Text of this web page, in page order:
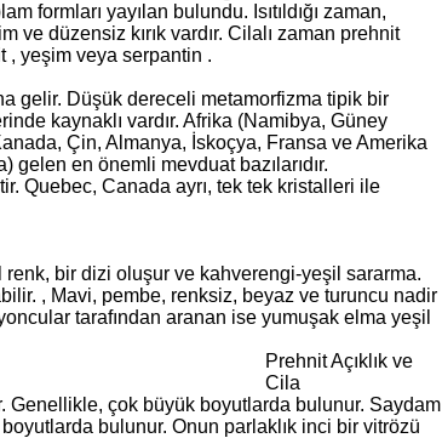
formları yayılan bulundu. Isıtıldığı zaman,
ve düzensiz kırık vardır. Cilalı zaman prehnit
, yeşim veya serpantin .
gelir. Düşük dereceli metamorfizma tipik bir
kaynaklı vardır. Afrika (Namibya, Güney
Çin, Almanya, İskoçya, Fransa ve Amerika
en önemli mevduat bazılarıdır.
Quebec, Canada ayrı, tek tek kristalleri ile
bir dizi oluşur ve kahverengi-yeşil sararma.
, Mavi, pembe, renksiz, beyaz ve turuncu nadir
tarafından aranan ise yumuşak elma yeşil
Prehnit Açıklık ve
Cila
Genellikle, çok büyük boyutlarda bulunur. Saydam
bulunur. Onun parlaklık inci bir vitrözü